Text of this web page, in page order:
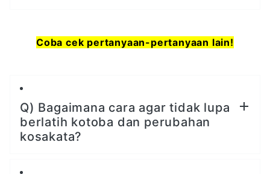
Coba cek pertanyaan-pertanyaan lain!
Q) Bagaimana cara agar tidak lupa
berlatih kotoba dan perubahan
kosakata?